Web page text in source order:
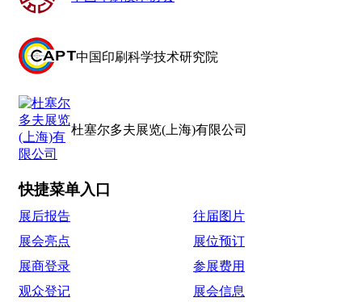
中国印刷科学技术研究院
杜塞尔多夫展览(上海)有限公司
快捷菜单入口
展后报告
往届图片
展会亮点
展位预订
展商登录
参展费用
观众登记
展会信息